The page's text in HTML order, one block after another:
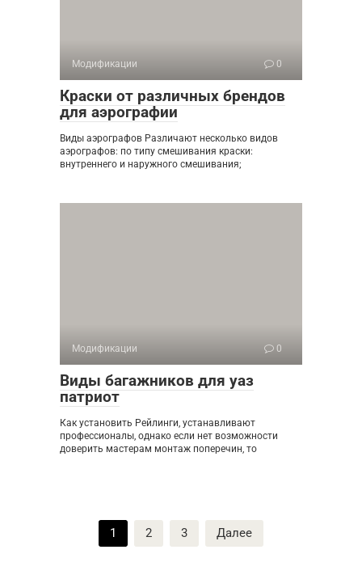
Модификации 0
Краски от различных брендов
для аэрографии
Виды аэрографов Различают несколько видов
аэрографов: по типу смешивания краски:
внутреннего и наружного смешивания;
Модификации 0
Виды багажников для уаз
патриот
Как установить Рейлинги, устанавливают
профессионалы, однако если нет возможности
доверить мастерам монтаж поперечин, то
1 2 3 Далее